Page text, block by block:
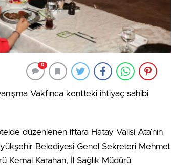
0
Vakfınca kentteki ihtiyaç sahibi
düzenlenen iftara Hatay Valisi Ata’nın
Belediyesi Genel Sekreteri Mehmet
Kemal Karahan, İl Sağlık Müdürü